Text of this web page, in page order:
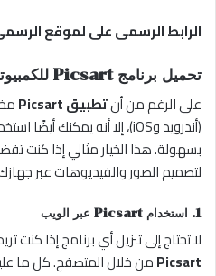
الرابط الرسمى على لموقع
تحميل برنامج Picsart للكمبيوتر أو الويب
على الرغم من أنتطبيق Picsart
(أندرويد وiOS)، إلا أنه يمكنك أيضًا استخدامه على
بسهولة. هذا الخيار مثالي إذا كنت
لتصميم الصور والفيديوهات عبر
1. استخدام Picsart عبر الويب
لا تحتاج إلى تنزيل أي برنامج إذا كنت
Picsartمن خلال المتصفح. كل ما